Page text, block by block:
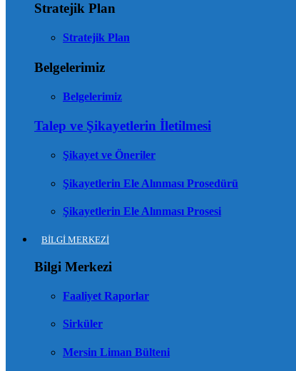
Stratejik Plan
Stratejik Plan
Belgelerimiz
Belgelerimiz
Talep ve Şikayetlerin İletilmesi
Şikayet ve Öneriler
Şikayetlerin Ele Alınması Prosedürü
Şikayetlerin Ele Alınması Prosesi
BİLGİ MERKEZİ
Bilgi Merkezi
Faaliyet Raporlar
Sirküler
Mersin Liman Bülteni